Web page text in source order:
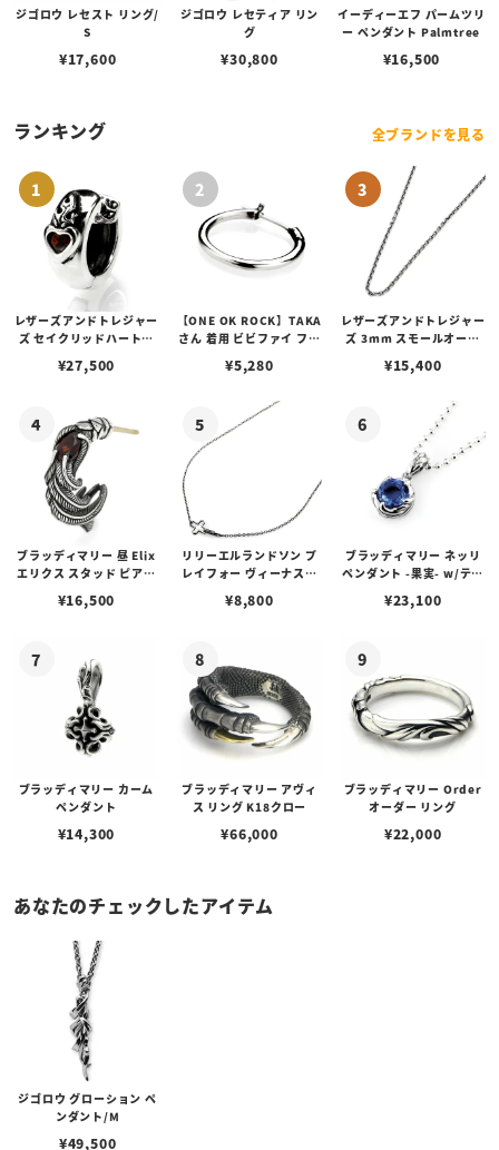
ジゴロウ レセスト リング/
S
¥17,600
ジゴロウ レセティア リン
グ
¥30,800
イーディーエフ パームツリ
ー ペンダント Palmtree
¥16,500
ランキング 全ブランドを見る
レザーズアンドトレジャー
ズ セイクリッドハートピ
¥27,500
【ONE OK ROCK】TAKA
さん 着用 ビビファイ フー
¥5,280
レザーズアンドトレジャー
ズ 3mm スモールオーバ
ブスタークラスプ＆LTロ
¥15,400
ブラッディマリー 昼 Elix
エリクス スタッド ピアス
¥16,500
リリーエルランドソン プ
レイフォー ヴィーナスチ
¥8,800
ブラッディマリー ネッリ
ペンダント -果実- w/ティ
¥23,100
ブラッディマリー カーム
ペンダント
¥14,300
ブラッディマリー アヴィ
ス リング K18クロー
¥66,000
ブラッディマリー Order
オーダー リング
¥22,000
あなたのチェックしたアイテム
ジゴロウ グローション ペ
ンダント/M
¥49,500